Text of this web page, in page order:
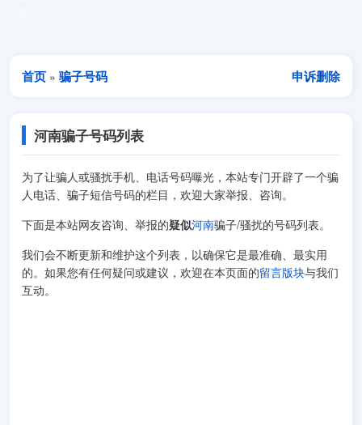
首页 » 骗子号码 申诉删除
河南骗子号码列表
为了让骗人或骚扰手机、电话号码曝光，本站专门开辟了一个骗
人电话、骗子短信号码的栏目，欢迎大家举报、咨询。
下面是本站网友咨询、举报的疑似河南骗子/骚扰的号码列表。
我们会不断更新和维护这个列表，以确保它是最准确、最实用
的。如果您有任何疑问或建议，欢迎在本页面的留言版块与我们
互动。